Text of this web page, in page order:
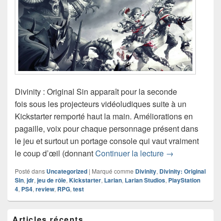
Divinity : Original Sin apparaît pour la seconde
fois sous les projecteurs vidéoludiques suite à un
Kickstarter remporté haut la main. Améliorations en
pagaille, voix pour chaque personnage présent dans
le jeu et surtout un portage console qui vaut vraiment
le coup d’œil (donnantContinuer la lecture Test de
→
Posté dans Uncategorized | Marqué comme Divinity, Divinity: Original
Sin, jdr, jeu de rôle, Kickstarter, Larian, Larian Studios, PlayStation
4, PS4, review, RPG, test